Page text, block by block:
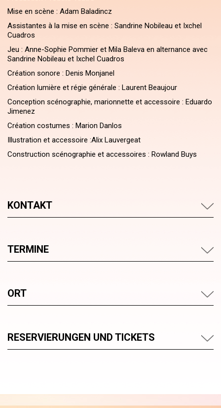
Mise en scène : Adam Baladincz
Assistantes à la mise en scène : Sandrine Nobileau et Ixchel
Cuadros
Jeu : Anne-Sophie Pommier et Mila Baleva en alternance avec
Sandrine Nobileau et Ixchel Cuadros
Création sonore : Denis Monjanel
Création lumière et régie générale : Laurent Beaujour
Conception scénographie, marionnette et accessoire : Eduardo
Jimenez
Création costumes : Marion Danlos
Illustration et accessoire :Alix Lauvergeat
Construction scénographie et accessoires : Rowland Buys
KONTAKT
TERMINE
ORT
RESERVIERUNGEN UND TICKETS